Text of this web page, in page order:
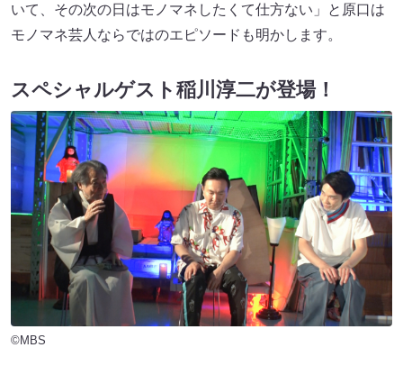
いて、その次の日はモノマネしたくて仕方ない」と原口は
モノマネ芸人ならではのエピソードも明かします。
スペシャルゲスト稲川淳二が登場！
©MBS